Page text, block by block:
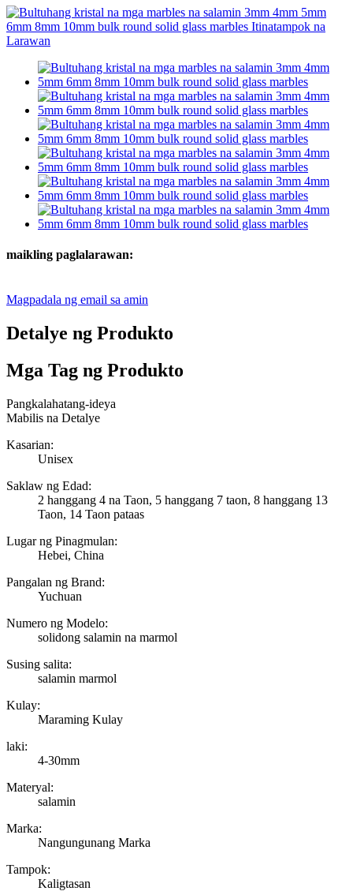
maikling paglalarawan:
Magpadala ng email sa amin
Detalye ng Produkto
Mga Tag ng Produkto
Pangkalahatang-ideya
Mabilis na Detalye
Kasarian:
Unisex
Saklaw ng Edad:
2 hanggang 4 na Taon, 5 hanggang 7 taon, 8 hanggang 13
Taon, 14 Taon pataas
Lugar ng Pinagmulan:
Hebei, China
Pangalan ng Brand:
Yuchuan
Numero ng Modelo:
solidong salamin na marmol
Susing salita:
salamin marmol
Kulay:
Maraming Kulay
laki:
4-30mm
Materyal:
salamin
Marka:
Nangungunang Marka
Tampok:
Kaligtasan